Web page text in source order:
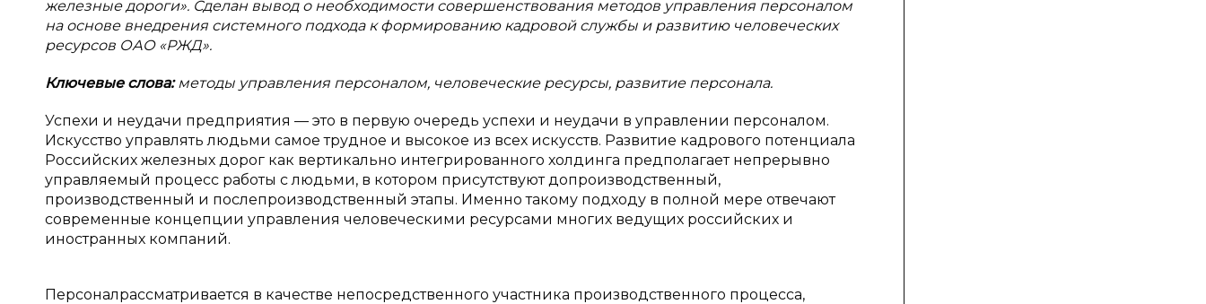
железные дороги». Сделан вывод о необходимости совершенствования методов управления персоналом
на основе внедрения системного подхода к формированию кадровой службы и развитию человеческих
ресурсов ОАО «РЖД».
Ключевые слова:методы управления персоналом, человеческие ресурсы, развитие персонала.
Успехи и неудачи предприятия — это в первую очередь успехи и неудачи в управлении персоналом.
Искусство управлять людьми самое трудное и высокое из всех искусств. Развитие кадрового потенциала
Российских железных дорог как вертикально интегрированного холдинга предполагает непрерывно
управляемый процесс работы с людьми, в котором присутствуют допроизводственный,
производственный и послепроизводственный этапы. Именно такому подходу в полной мере отвечают
современные концепции управления человеческими ресурсами многих ведущих российских и
иностранных компаний.
Персоналрассматривается в качестве непосредственного участника производственного процесса,